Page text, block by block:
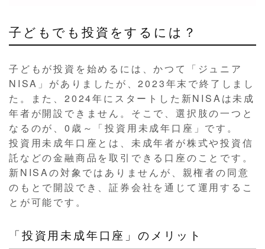
子どもでも投資をするには？
子どもが投資を始めるには、かつて「ジュニア
NISA」がありましたが、2023年末で終了しまし
た。また、2024年にスタートした新NISAは未成
年者が開設できません。そこで、選択肢の一つと
なるのが、0歳～「投資用未成年口座」です。
投資用未成年口座とは、未成年者が株式や投資信
託などの金融商品を取引できる口座のことです。
新NISAの対象ではありませんが、親権者の同意
のもとで開設でき、証券会社を通じて運用するこ
とが可能です。
「投資用未成年口座」のメリット